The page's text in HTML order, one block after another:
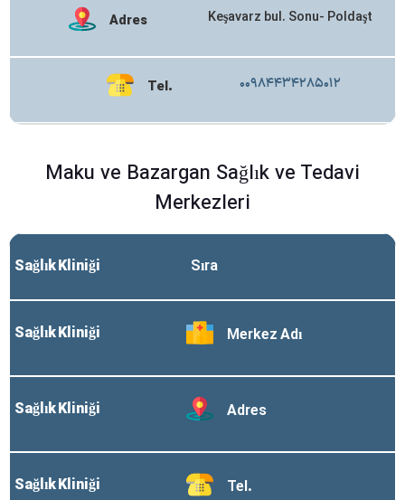
Adres Keşavarz bul. Sonu- Poldaşt
Tel. ۰۰۹۸۴۴۳۴۲۸۵۰۱۲
Maku ve Bazargan Sağlık ve Tedavi
Merkezleri
Sağlık Kliniği Sıra
Sağlık Kliniği Merkez Adı
Sağlık Kliniği Adres
Sağlık Kliniği Tel.